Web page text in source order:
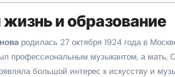
жизнь и образование
родилась 27 октября 1924 года в
профессиональным музыкантом, а мать,
большой интерес к искусству и